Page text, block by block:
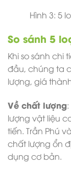
Hình 3: 5
So sánh 5
Khi so sánh chi
đầu, chúng ta
lượng, giá
Về chất lượng
lượng vật liệu
tiến. Trần Phú
chất lượng ổn
dụng cơ bản.